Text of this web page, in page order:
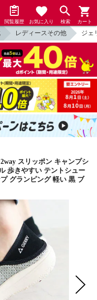
閲覧履歴 お気に入り 検索 カート
レディースその他 ジェ
スリッポン キャンプシ
歩きやすい テントシュー
グランピング 軽い 黒 ブ